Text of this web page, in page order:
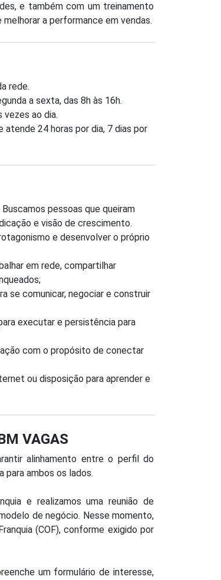
e também com um treinamento
a performance em vendas.
rede.
a sexta, das 8h às 16h.
vezes ao dia.
24 horas por dia, 7 dias por
pessoas que queiram
e visão de crescimento.
e desenvolver o próprio
em rede, compartilhar
se comunicar, negociar e construir
executar e persistência para
com o propósito de conectar
ou disposição para aprender e
VAGAS
alinhamento entre o perfil do
para ambos os lados.
e realizamos uma reunião de
de negócio. Nesse momento,
(COF), conforme exigido por
um formulário de interesse,